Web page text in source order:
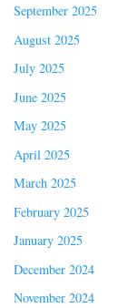
September 2025
August 2025
July 2025
June 2025
May 2025
April 2025
March 2025
February 2025
January 2025
December 2024
November 2024